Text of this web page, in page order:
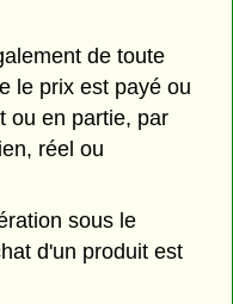
de toute
le prix est payé ou
ou en partie, par
réel ou
sous le
d'un produit est